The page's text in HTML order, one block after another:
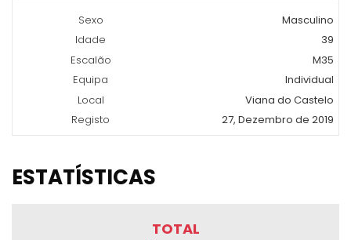
Sexo
Masculino
Idade
39
Escalão
M35
Equipa
Individual
Local
Viana do Castelo
Registo
27, Dezembro de 2019
ESTATÍSTICAS
TOTAL